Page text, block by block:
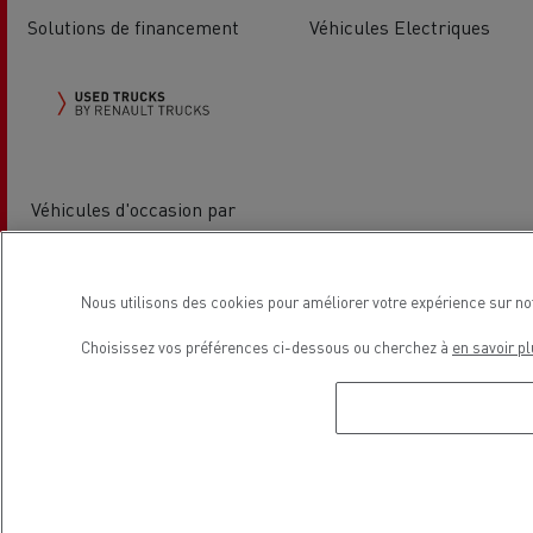
Solutions de financement Véhicules Electriques
Véhicules d'occasion par
Renault Trucks
Nous utilisons des cookies pour améliorer votre expérience sur
Choisissez vos préférences ci-dessous ou cherchez à en savoir